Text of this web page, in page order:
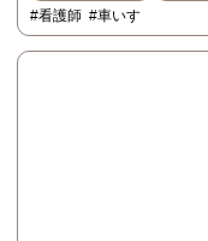
#看護師 #車いす